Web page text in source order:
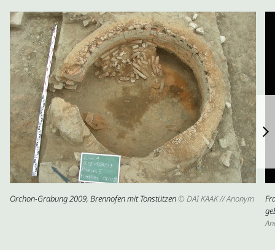
repräsentativen Ausschnitt umfassend untersucht
werden.
Orchon-Grabung 2009, Brennofen mit Tonstützen© DAI KAAK // Anonym